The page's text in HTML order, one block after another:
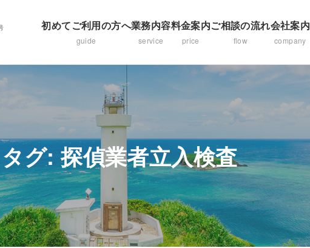
初めてご利用の方へ
guide
業務内容
service
料金案内
price
ご相談の流れ
flow
会社案内
company
タグ:探偵業者立入検査